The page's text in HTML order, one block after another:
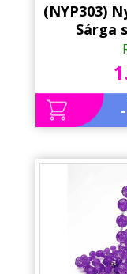
(NYP303)
Sárga
-